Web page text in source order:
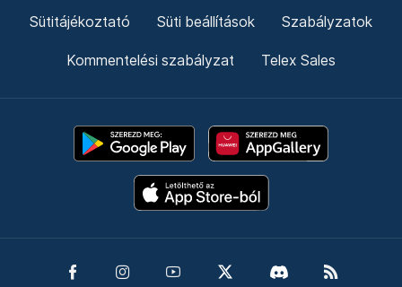
Sütitájékoztató Süti beállítások Szabályzatok
Kommentelési szabályzat Telex Sales